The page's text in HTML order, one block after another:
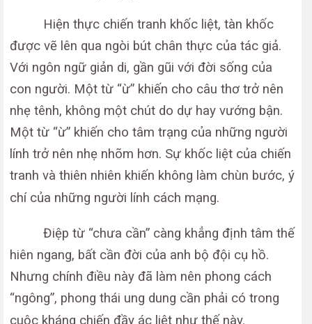
Hiện thực chiến tranh khốc liệt, tàn khốc
được vẽ lên qua ngòi bút chân thực của tác giả.
Với ngôn ngữ giản di, gần gũi với đời sống của
con người. Một từ “ừ” khiến cho câu thơ trở nên
nhẹ tênh, không một chút do dự hay vướng bận.
Một từ “ừ” khiến cho tâm trạng của những người
lính trở nên nhẹ nhõm hơn. Sự khốc liệt của chiến
tranh và thiên nhiên khiến không làm chùn bước, ý
chí của những người lính cách mạng.
Điệp từ “chưa cần” càng khẳng định tâm thế
hiên ngang, bất cần đời của anh bộ đội cụ hồ.
Nhưng chính điều này đã làm nên phong cách
“ngông”, phong thái ung dung cần phải có trong
cuộc kháng chiến đầy ác liệt như thế này.